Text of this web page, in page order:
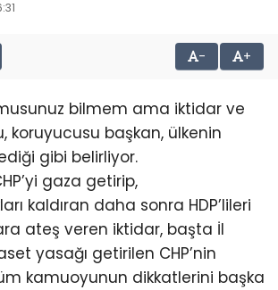
- +
bilmem ama iktidar ve
koruyucusu başkan, ülkenin
gibi belirliyor.
gaza getirip,
kaldıran daha sonra HDP’lileri
ateş veren iktidar, başta İl
yasağı getirilen CHP’nin
kamuoyunun dikkatlerini başka